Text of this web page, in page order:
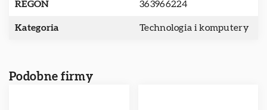
REGON 363966224
Kategoria Technologia i komputery
Podobne firmy